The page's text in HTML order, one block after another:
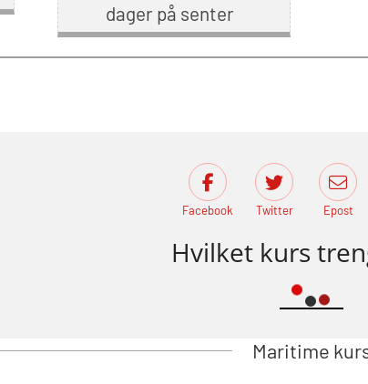
dager på senter
Facebook Twitter Epost
Hvilket kurs
Maritime